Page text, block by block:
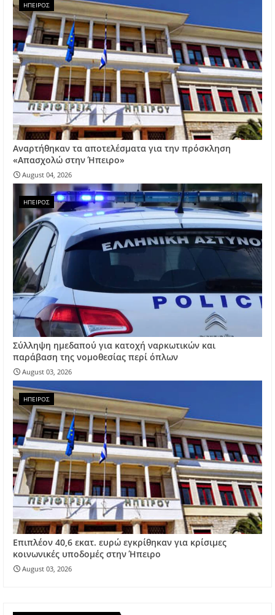
ΗΠΕΙΡΟΣ
Αναρτήθηκαν τα αποτελέσματα για την πρόσκληση
«Απασχολώ στην Ήπειρο»
August 04, 2026
ΗΠΕΙΡΟΣ
Σύλληψη ημεδαπού για κατοχή ναρκωτικών και
παράβαση της νομοθεσίας περί όπλων
August 03, 2026
ΗΠΕΙΡΟΣ
Επιπλέον 40,6 εκατ. ευρώ εγκρίθηκαν για κρίσιμες
κοινωνικές υποδομές στην Ήπειρο
August 03, 2026